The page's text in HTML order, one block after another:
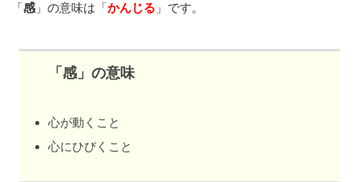
「感 」の意味は「かんじる 」です。
「感」の意味
心が動くこと
心にひびくこと